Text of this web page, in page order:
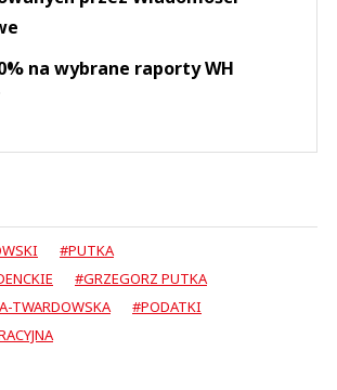
na wybrane raporty WH
#PUTKA
#GRZEGORZ PUTKA
TWARDOWSKA
#PODATKI